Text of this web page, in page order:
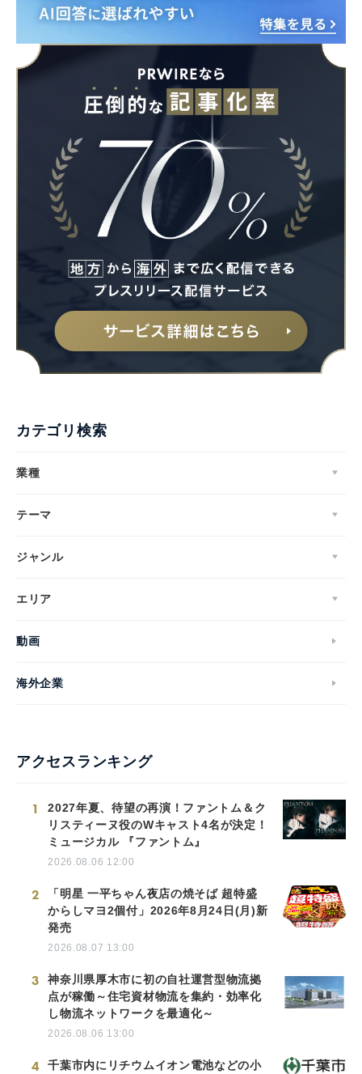
カテゴリ検索
業種
テーマ
ジャンル
エリア
動画
海外企業
アクセスランキング
1
2027年夏、待望の再演！ファントム＆ク
リスティーヌ役のWキャスト4名が決定！
ミュージカル 『ファントム』
2026.08.06 12:00
2
「明星 一平ちゃん夜店の焼そば 超特盛
からしマヨ2個付」2026年8月24日(月)新
発売
2026.08.07 13:00
3
神奈川県厚木市に初の自社運営型物流拠
点が稼働～住宅資材物流を集約・効率化
し物流ネットワークを最適化～
2026.08.06 13:00
4 千葉市内にリチウムイオン電池などの小